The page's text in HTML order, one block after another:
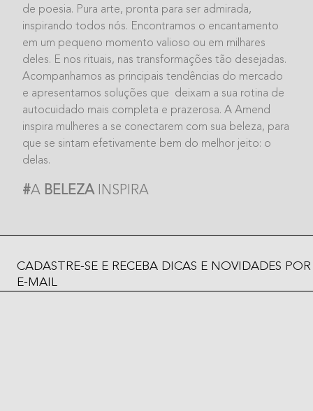
de poesia. Pura arte, pronta para ser admirada,
inspirando todos nós. Encontramos o encantamento
em um pequeno momento valioso ou em milhares
deles. E nos rituais, nas transformações tão desejadas.
Acompanhamos as principais tendências do mercado
e apresentamos soluções que
deixam a sua rotina de
autocuidado mais completa e prazerosa. A Amend
inspira mulheres a se conectarem com sua beleza, para
que se sintam efetivamente bem do melhor jeito: o
delas.
#A BELEZA INSPIRA
CADASTRE-SE E RECEBA DICAS E NOVIDADES POR
E-MAIL